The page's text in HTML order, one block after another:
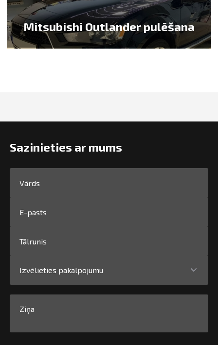
Mitsubishi Outlander pulēšana
Sazinieties ar mums
Izvēlieties pakalpojumu